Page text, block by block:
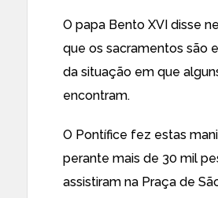
O papa Bento XVI disse
que os sacramentos são
da situação em que
encontram.
O Pontífice fez estas
perante mais de 30 mil
assistiram na Praça de